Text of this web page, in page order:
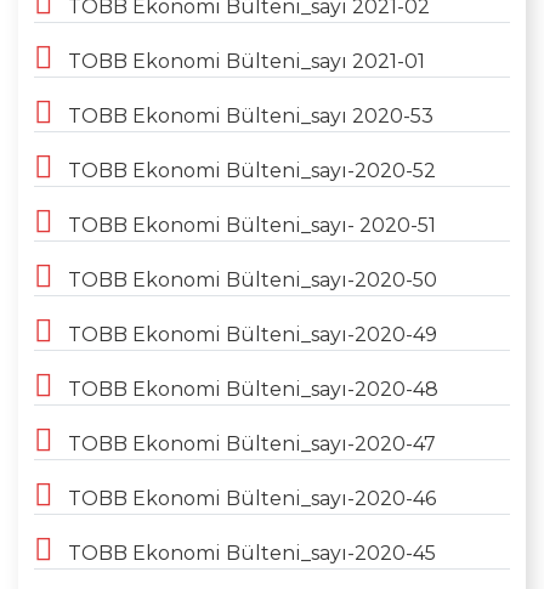
TOBB Ekonomi Bülteni_sayı 2021-02
TOBB Ekonomi Bülteni_sayı 2021-01
TOBB Ekonomi Bülteni_sayı 2020-53
TOBB Ekonomi Bülteni_sayı-2020-52
TOBB Ekonomi Bülteni_sayı- 2020-51
TOBB Ekonomi Bülteni_sayı-2020-50
TOBB Ekonomi Bülteni_sayı-2020-49
TOBB Ekonomi Bülteni_sayı-2020-48
TOBB Ekonomi Bülteni_sayı-2020-47
TOBB Ekonomi Bülteni_sayı-2020-46
TOBB Ekonomi Bülteni_sayı-2020-45